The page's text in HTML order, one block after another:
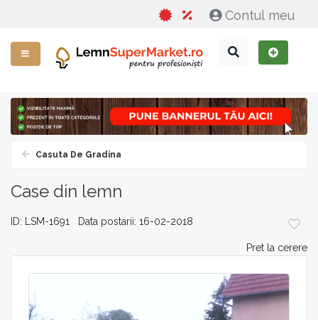
Contul meu
Casuta De Gradina
Case din lemn
ID: LSM-1691 Data postarii: 16-02-2018
Pret la cerere